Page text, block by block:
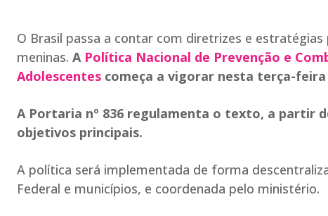
O Brasil passa a contar com diretrizes e
meninas. A Política Nacional de Prevenção e
Adolescentes começa a vigorar nesta terça-
A Portaria nº 836 regulamenta o texto, a partir
objetivos principais.
A política será implementada de forma
Federal e municípios, e coordenada pelo ministério.